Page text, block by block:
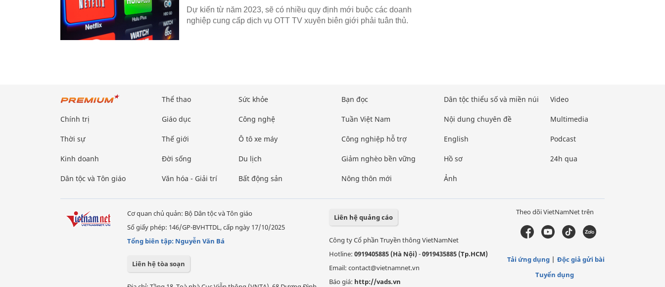
Dự kiến từ năm 2023, sẽ có nhiều quy định mới buộc các doanh
nghiệp cung cấp dịch vụ OTT TV xuyên biên giới phải tuân thủ.
Chính trị
Thời sự
Kinh doanh
Dân tộc và Tôn giáo
Thể thao
Giáo dục
Thế giới
Đời sống
Văn hóa - Giải trí
Sức khỏe
Công nghệ
Ô tô xe máy
Du lịch
Bất động sản
Bạn đọc
Tuần Việt Nam
Công nghiệp hỗ trợ
Giảm nghèo bền vững
Nông thôn mới
Dân tộc thiểu số và miền núi
Nội dung chuyên đề
English
Hồ sơ
Ảnh
Video
Multimedia
Podcast
24h qua
Cơ quan chủ quản: Bộ Dân tộc và Tôn giáo
Số giấy phép: 146/GP-BVHTTDL, cấp ngày 17/10/2025
Tổng biên tập: Nguyễn Văn Bá
Liên hệ tòa soạn
Liên hệ quảng cáo
Công ty Cổ phần Truyền thông VietNamNet
Hotline: 0919405885 (Hà Nội)-0919435885 (Tp.HCM)
Email: contact@vietnamnet.vn
Báo giá: http://vads.vn
Theo dõi VietNamNet trên
Tải ứng dụng
Độc giả gửi bài
Tuyển dụng